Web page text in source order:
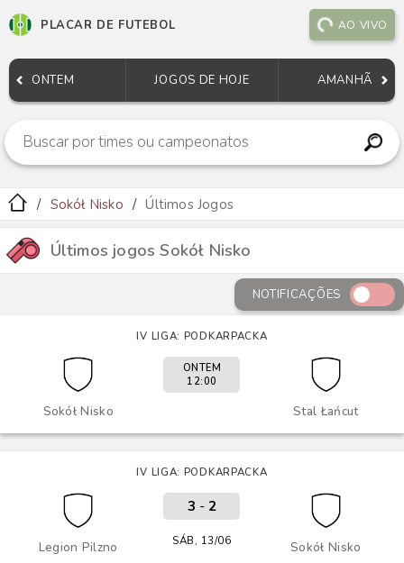
PLACAR DE FUTEBOL AO VIVO
ONTEM JOGOS DE HOJE AMANHÃ
Sokół Nisko Últimos Jogos
Últimos jogos Sokół Nisko
NOTIFICAÇÕES
IV LIGA: PODKARPACKA
Sokół Nisko Stal Łańcut
ONTEM
12:00
IV LIGA: PODKARPACKA
Legion Pilzno Sokół Nisko
3 - 2
SÁB, 13/06